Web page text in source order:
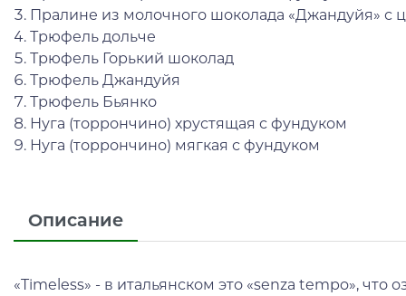
3. Пралине из молочного шоколада «Джандуйя» с
4. Трюфель дольче
5. Трюфель Горький шоколад
6. Трюфель Джандуйя
7. Трюфель Бьянко
8. Нуга (торрончино) хрустящая с фундуком
9. Нуга (торрончино) мягкая с фундуком
Описание
«Timeless» - в итальянском это «senza tempo», что